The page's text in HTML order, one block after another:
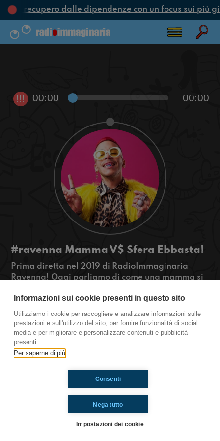
e recupero dalle dipendenze con un focus sui più
!!! 00:00 00:00
#ravenna Mamma V$ Sfera Ebbasta!
Prima diretta nel 2019 di RadioImmaginaria
Ravenna! Oggi parliamo di come una mamma si
volete saperne di più... STAY TUNED!
#OkkinSu www.radioimmaginaria.it
Ravenna
Informazioni sui cookie presenti in questo sito
Utilizziamo i cookie per raccogliere e analizzare informazioni sulle
prestazioni e sull'utilizzo del sito, per fornire funzionalità di social
media e per migliorare e personalizzare contenuti e pubblicità
presenti.
Per saperne di più
Nega tutto
Consenti
Impostazioni dei cookie